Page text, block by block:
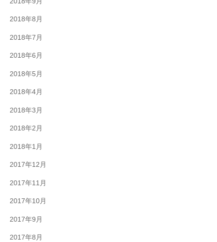
2018年8月
2018年7月
2018年6月
2018年5月
2018年4月
2018年3月
2018年2月
2018年1月
2017年12月
2017年11月
2017年10月
2017年9月
2017年8月